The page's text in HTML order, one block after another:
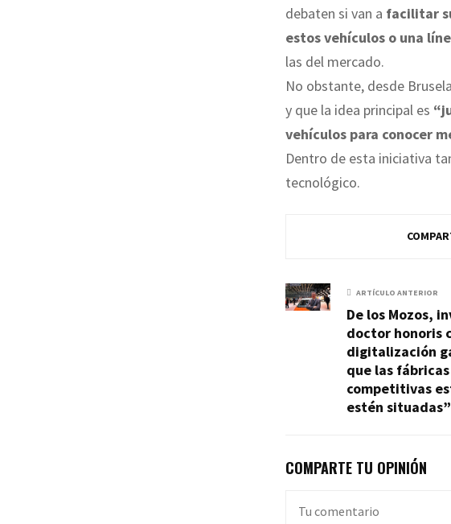
debaten si van a facilitar
estos vehículos o una
las del mercado.
No obstante, desde
y que la idea principal es
vehículos para conocer
Dentro de esta iniciativa
tecnológico.
ARTÍCULO ANTERIOR
De los Mozos,
doctor honoris
digitalización
que las
competitivas
estén situadas”
COMPARTE TU OPINIÓN